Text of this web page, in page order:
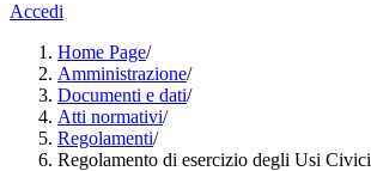
Accedi
Home Page/
Amministrazione/
Documenti e dati/
Atti normativi/
Regolamenti/
Regolamento di esercizio degli Usi Civici